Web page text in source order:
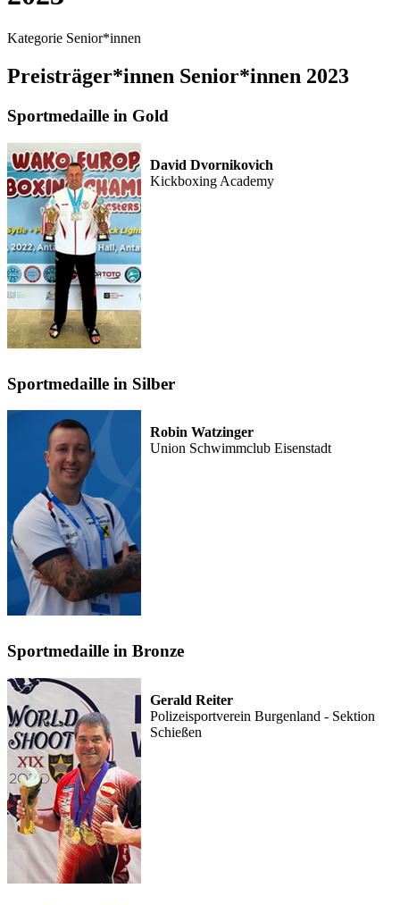
Kategorie Senior*innen
Preisträger*innen Senior*innen 2023
Sportmedaille in Gold
David Dvornikovich
Kickboxing Academy
Sportmedaille in Silber
Robin Watzinger
Union Schwimmclub Eisenstadt
Sportmedaille in Bronze
Gerald Reiter
Polizeisportverein Burgenland - Sektion
Schießen